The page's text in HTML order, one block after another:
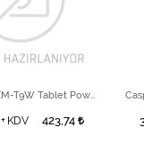
Casper Via XM-T9W Tablet Power Key
+ KDV 423,74